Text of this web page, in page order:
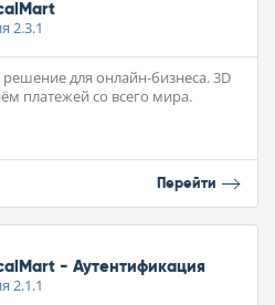
2.3.1
для онлайн-бизнеса. 3D
платежей со всего мира.
Перейти
- Аутентификация
2.1.1